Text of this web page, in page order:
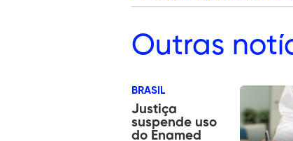
Outras
BRASIL
Justiça
suspende uso
do Enamed